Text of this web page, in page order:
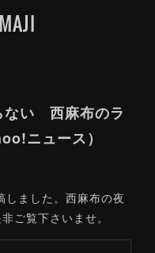
ない 西麻布のラ
ニュース）
しました。西麻布の夜
ご覧下さいませ。